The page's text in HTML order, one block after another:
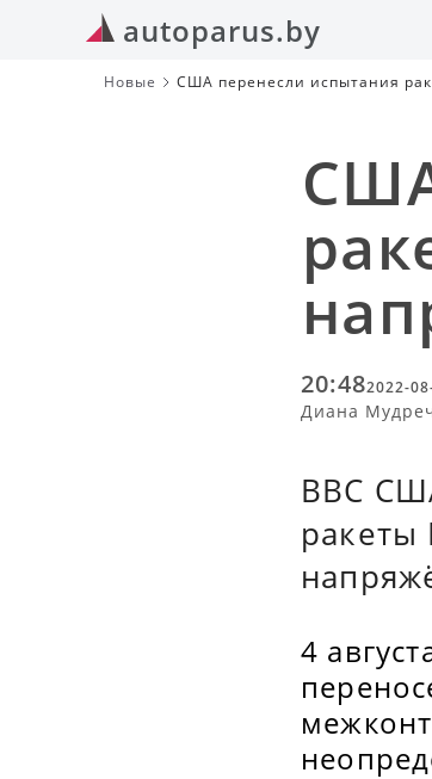
autoparus.by
Новые США перенесли испытания
20:482022-
Диана
ВВС
ракеты
4